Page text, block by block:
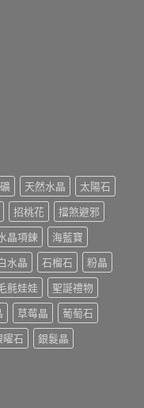
天然水晶
太陽石
招桃花
擋煞避邪
晶項鍊
海藍寶
水晶 石榴石
粉晶
氈娃娃
聖誕禮物
草莓晶
葡萄石
曜石
銀髮晶